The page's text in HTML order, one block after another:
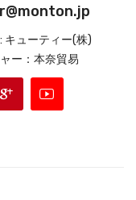
キューティー(株)
ー：本奈貿易